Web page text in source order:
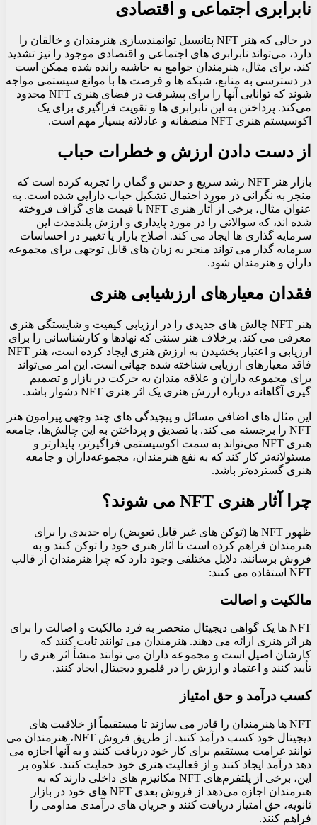
نابرابری اجتماعی و اقتصادی
در حالی که هنر NFT پتانسیل توانمندسازی هنرمندان و خالقان را
دارد، می‌تواند نابرابری‌ های اجتماعی و اقتصادی موجود را نیز تشدید
کند. برای مثال، هنرمندان جوامع به حاشیه رانده شده ممکن است
در دسترسی به منابع، شبکه‌ ها و فرصت‌ ها با موانع سیستمی مواجه
شوند که توانایی آنها را برای پیشرفت در فضای هنری NFT محدود
می‌کند. پرداختن به این نابرابری ها و تقویت فراگیری برای یک
اکوسیستم هنری NFT منصفانه و عادلانه بسیار مهم است.
از دست دادن ارزش و خطرات حباب
بازار هنر NFT رشد سریع و حدس و گمان را تجربه کرده است که
منجر به نگرانی در مورد احتمال تشکیل حباب دارایی شده است. به
عنوان مثال، برخی از آثار هنری NFT با قیمت های گزاف فروخته
شده اند، که سوالاتی را در مورد پایداری و ارزش بلندمدت این
سرمایه گذاری ها ایجاد می کند. اصلاح بازار یا تغییر در احساسات
سرمایه گذار می تواند منجر به زیان های قابل توجهی برای مجموعه
داران و هنرمندان شود.
فقدان معیارهای ارزشیابی هنری
هنر NFT چالش های جدیدی را در ارزیابی کیفیت و شایستگی هنری
معرفی می کند. برخلاف هنر سنتی که نهادها و کارشناسانی را برای
ارزیابی و اعتبار بخشیدن به ارزش هنری ایجاد کرده است، هنر NFT
فاقد معیارهای ارزیابی شناخته شده جهانی است. این امر می‌تواند
برای مجموعه‌ داران و علاقه‌ مندان به حرکت در بازار و تصمیم
گیری آگاهانه درباره ارزش هنری یک اثر هنری NFT دشوار باشد.
این مثال های اضافی مسائل و پیچیدگی های چند وجهی پیرامون هنر
NFT را برجسته می کند. با تصدیق و پرداختن به این چالش‌ها، جامعه
هنری NFT می‌تواند به سمت اکوسیستمی فراگیرتر، پایدارتر و
مسئولانه‌تر کار کند که به نفع هنرمندان، مجموعه‌داران و جامعه
هنری گسترده‌تر باشد.
چرا آثار هنری NFT می شوند؟
ظهور NFT ها (توکن های غیر قابل تعویض) راه جدیدی را برای
هنرمندان فراهم کرده است تا آثار هنری خود را توکن کنند و به
فروش برسانند. دلایل مختلفی وجود دارد که چرا هنرمندان از قالب
NFT استفاده می کنند:
مالکیت و اصالت
NFT ها یک گواهی دیجیتال منحصر به فرد مالکیت و اصالت را برای
هر اثر هنری ارائه می دهند. هنرمندان می توانند ثابت کنند که
کارشان اصیل است و مجموعه داران می توانند منشأ اثر هنری را
تأیید کنند و اعتماد و ارزش را در قلمرو دیجیتال ایجاد کنند.
کسب درآمد و حق امتیاز
NFT ها هنرمندان را قادر می سازند تا مستقیماً از خلاقیت های
دیجیتال خود کسب درآمد کنند. از طریق فروش NFT، هنرمندان می
توانند غرامت مستقیم برای کار خود دریافت کنند و به آنها اجازه می
دهد درآمد ایجاد کنند و از فعالیت هنری خود حمایت کنند. علاوه بر
این، برخی از پلتفرم‌های NFT مکانیزم‌ های داخلی دارند که به
هنرمندان اجازه می‌دهد از فروش بعدی NFT‌ های خود در بازار
ثانویه، حق امتیاز دریافت کنند و جریان‌ های درآمدی مداومی را
فراهم کنند.